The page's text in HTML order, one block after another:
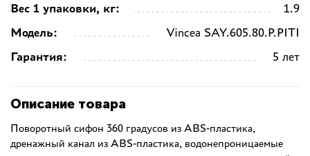
Вес 1 упаковки, кг:
1.9
Модель:
Vincea SAY.605.80.P.PITI
Гарантия:
5 лет
Описание товара
Поворотный сифон 360 градусов из ABS-пластика,
дренажный канал из ABS-пластика, водонепроницаемые